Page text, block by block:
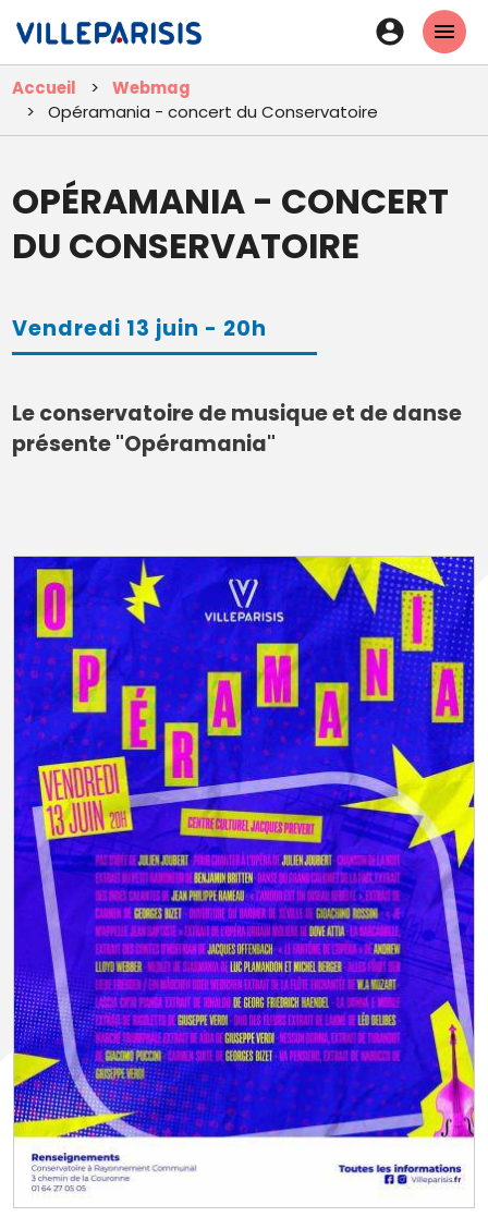
contenu
En-
tête
-
Accueil
Webmag
Opéramania - concert du Conservatoire
OPÉRAMANIA - CONCERT
DU CONSERVATOIRE
Vendredi 13 juin - 20h
Le conservatoire de musique et de danse
présente "Opéramania"